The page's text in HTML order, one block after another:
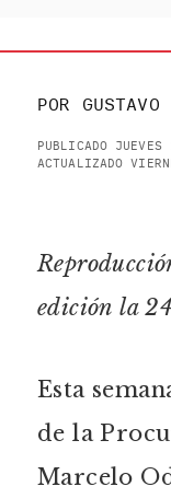
POR
PUBLICADO
ACTUALIZADO
edición la
Esta
de la
Marcelo